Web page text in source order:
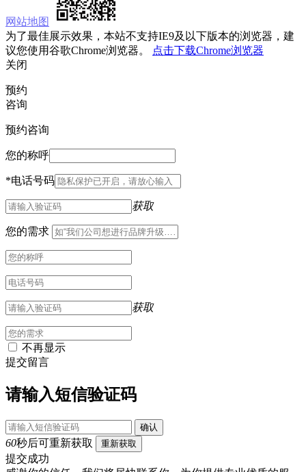
网站地图
为了最佳展示效果，本站不支持IE9及以下版本的浏览器，建
议您使用谷歌Chrome浏览器。
点击下载Chrome浏览器
关闭
预约
咨询
预约咨询
您的称呼
*电话号码
获取
您的需求
获取
不再显示
提交留言
请输入短信验证码
确认
60秒后可重新获取 重新获取
提交成功